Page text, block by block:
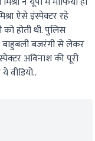
ऐसे इंस्पेक्टर रहे
को होती थी. पुलिस
बजरंगी से लेकर
अविनाश की पूरी
वीडियो..